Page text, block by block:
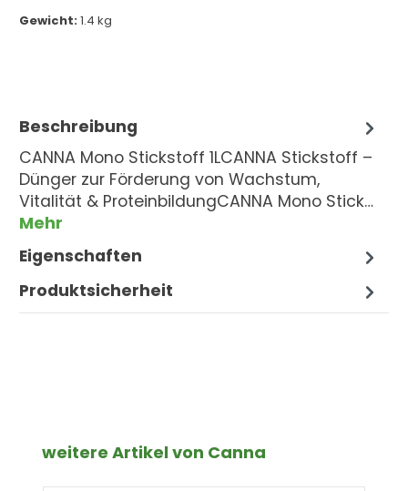
Gewicht:1.4 kg
Beschreibung
CANNA Mono Stickstoff 1LCANNA Stickstoff –
Dünger zur Förderung von Wachstum,
Vitalität & ProteinbildungCANNA Mono Stick…
Mehr
Eigenschaften
Produktsicherheit
Produktgalerie überspringen
weitere Artikel von Canna